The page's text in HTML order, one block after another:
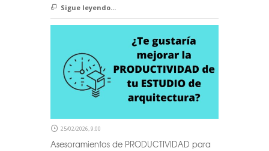
Sigue leyendo...
25/02/2026, 9:00
Asesoramientos de PRODUCTIVIDAD para